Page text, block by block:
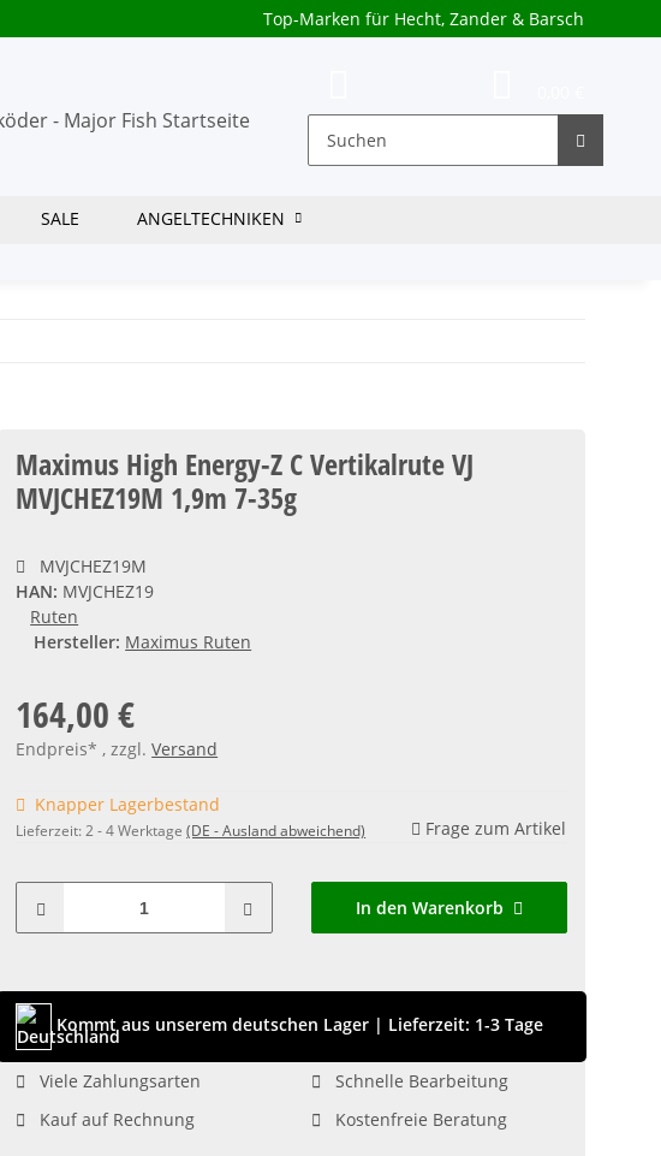
Top-Marken für Hecht, Zander & Barsch
SALE ANGELTECHNIKEN
Maximus High Energy-Z C Vertikalrute VJ
MVJCHEZ19M 1,9m 7-35g
MVJCHEZ19M
HAN: MVJCHEZ19
Ruten
Hersteller: Maximus Ruten
164,00 €
Endpreis* , zzgl.Versand
Knapper Lagerbestand
Lieferzeit:2 - 4 Werktage(DE - Ausland abweichend) Frage zum Artikel
In den Warenkorb
Kommt aus unserem deutschen Lager | Lieferzeit: 1-3 Tage
Viele Zahlungsarten
Schnelle Bearbeitung
Kauf auf Rechnung
Kostenfreie Beratung